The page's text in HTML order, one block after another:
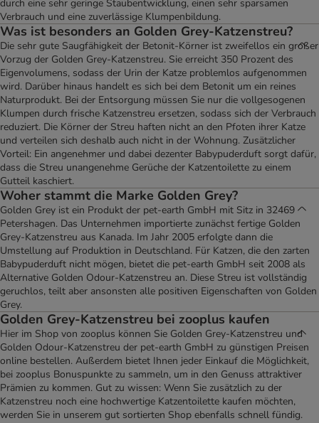
durch eine sehr geringe Staubentwicklung, einen sehr sparsamen
Verbrauch und eine zuverlässige Klumpenbildung.
Was ist besonders an Golden Grey-Katzenstreu?
Die sehr gute Saugfähigkeit der Betonit-Körner ist zweifellos ein großer
Vorzug der Golden Grey-Katzenstreu. Sie erreicht 350 Prozent des
Eigenvolumens, sodass der Urin der Katze problemlos aufgenommen
wird. Darüber hinaus handelt es sich bei dem Betonit um ein reines
Naturprodukt. Bei der Entsorgung müssen Sie nur die vollgesogenen
Klumpen durch frische Katzenstreu ersetzen, sodass sich der Verbrauch
reduziert. Die Körner der Streu haften nicht an den Pfoten ihrer Katze
und verteilen sich deshalb auch nicht in der Wohnung. Zusätzlicher
Vorteil: Ein angenehmer und dabei dezenter Babypuderduft sorgt dafür,
dass die Streu unangenehme Gerüche der Katzentoilette zu einem
Gutteil kaschiert.
Woher stammt die Marke Golden Grey?
Golden Grey ist ein Produkt der pet-earth GmbH mit Sitz in 32469
Petershagen. Das Unternehmen importierte zunächst fertige Golden
Grey-Katzenstreu aus Kanada. Im Jahr 2005 erfolgte dann die
Umstellung auf Produktion in Deutschland. Für Katzen, die den zarten
Babypuderduft nicht mögen, bietet die pet-earth GmbH seit 2008 als
Alternative Golden Odour-Katzenstreu an. Diese Streu ist vollständig
geruchlos, teilt aber ansonsten alle positiven Eigenschaften von Golden
Grey.
Golden Grey-Katzenstreu bei zooplus kaufen
Hier im Shop von zooplus können Sie Golden Grey-Katzenstreu und
Golden Odour-Katzenstreu der pet-earth GmbH zu günstigen Preisen
online bestellen. Außerdem bietet Ihnen jeder Einkauf die Möglichkeit,
bei zooplus Bonuspunkte zu sammeln, um in den Genuss attraktiver
Prämien zu kommen. Gut zu wissen: Wenn Sie zusätzlich zu der
Katzenstreu noch eine hochwertige Katzentoilette kaufen möchten,
werden Sie in unserem gut sortierten Shop ebenfalls schnell fündig.